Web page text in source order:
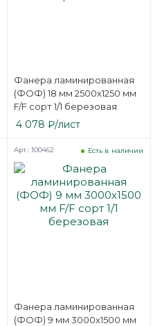
Фанера ламинированная
(ФОФ) 18 мм 2500х1250 мм
F/F сорт 1/1 березовая
4 078 ₽/лист
Фанера ламинированная
(ФОФ) 9 мм 3000х1500 мм
Есть в наличии
Арт.: 100462